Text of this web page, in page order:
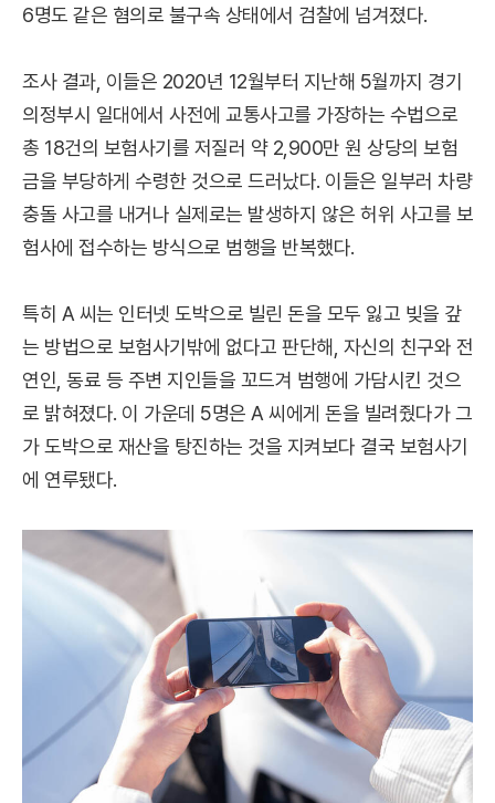
6명도 같은 혐의로 불구속 상태에서 검찰에 넘겨졌다.
조사 결과, 이들은 2020년 12월부터 지난해 5월까지 경기
의정부시 일대에서 사전에 교통사고를 가장하는 수법으로
총 18건의 보험사기를 저질러 약 2,900만 원 상당의 보험
금을 부당하게 수령한 것으로 드러났다. 이들은 일부러 차량
충돌 사고를 내거나 실제로는 발생하지 않은 허위 사고를 보
험사에 접수하는 방식으로 범행을 반복했다.
특히 A 씨는 인터넷 도박으로 빌린 돈을 모두 잃고 빚을 갚
는 방법으로 보험사기밖에 없다고 판단해, 자신의 친구와 전
연인, 동료 등 주변 지인들을 꼬드겨 범행에 가담시킨 것으
로 밝혀졌다. 이 가운데 5명은 A 씨에게 돈을 빌려줬다가 그
가 도박으로 재산을 탕진하는 것을 지켜보다 결국 보험사기
에 연루됐다.